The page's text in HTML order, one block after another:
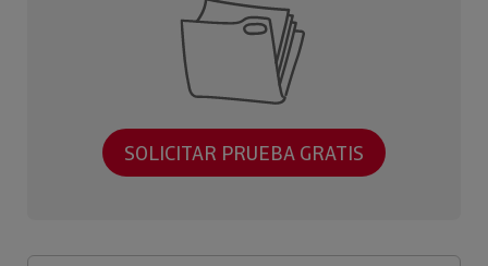
SOLICITAR PRUEBA GRATIS